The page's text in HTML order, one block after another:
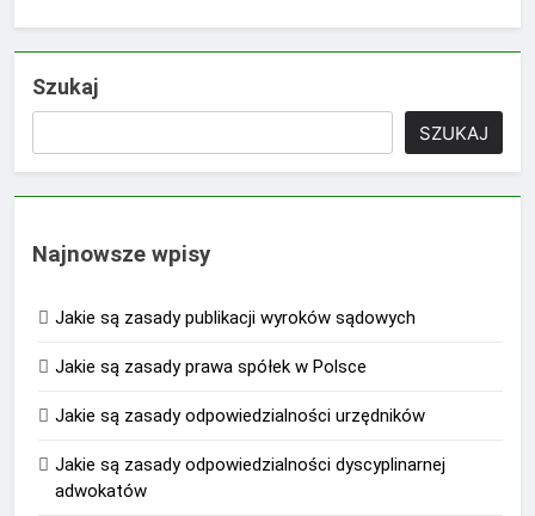
Szukaj
SZUKAJ
Najnowsze wpisy
Jakie są zasady publikacji wyroków sądowych
Jakie są zasady prawa spółek w Polsce
Jakie są zasady odpowiedzialności urzędników
Jakie są zasady odpowiedzialności dyscyplinarnej
adwokatów